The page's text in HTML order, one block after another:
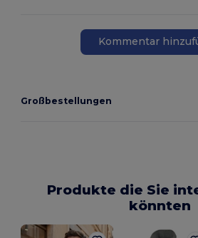
Kommentar
Großbestellungen
Produkte die Sie
könnten